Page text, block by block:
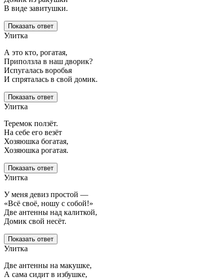
В виде завитушки.
Показать ответ
Улитка
А это кто, рогатая,
Приползла в наш дворик?
Испугалась воробья
И спряталась в свой домик.
Показать ответ
Улитка
Теремок ползёт.
На себе его везёт
Хозяюшка богатая,
Хозяюшка рогатая.
Показать ответ
Улитка
У меня девиз простой —
«Всё своё, ношу с собой!»
Две антенны над калиткой,
Домик свой несёт.
Показать ответ
Улитка
Две антенны на макушке,
А сама сидит в избушке,